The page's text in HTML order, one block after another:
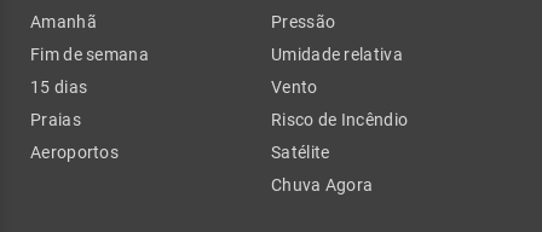
Amanhã
Fim de semana
15 dias
Praias
Aeroportos
Pressão
Umidade relativa
Vento
Risco de Incêndio
Satélite
Chuva Agora